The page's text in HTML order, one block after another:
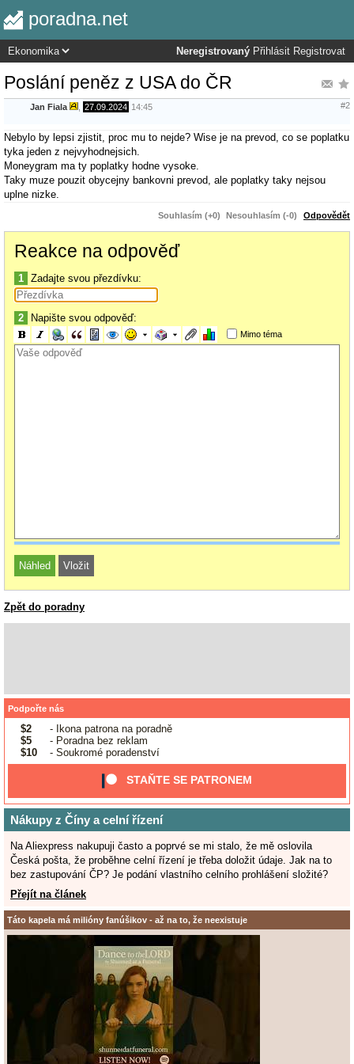
poradna.net
Neregistrovaný Přihlásit Registrovat
Poslání peněz z USA do ČR
Jan Fiala 27.09.2024 14:45 #2
Nebylo by lepsi zjistit, proc mu to nejde? Wise je na prevod, co se poplatku
tyka jeden z nejvyhodnejsich.
Moneygram ma ty poplatky hodne vysoke.
Taky muze pouzit obycejny bankovni prevod, ale poplatky taky nejsou
uplne nizke.
Souhlasím (+0) Nesouhlasím (-0) Odpovědět
Reakce na odpověď
1 Zadajte svou přezdívku:
2 Napište svou odpověď:
Mimo téma
Zpět do poradny
Podpořte nás
$2
- Ikona patrona na poradně
$5
- Poradna bez reklam
$10
- Soukromé poradenství
STAŇTE SE PATRONEM
Nákupy z Číny a celní řízení
Na Aliexpress nakupuji často a poprvé se mi stalo, že mě oslovila
Česká pošta, že proběhne celní řízení je třeba doložit údaje. Jak na to
bez zastupování ČP? Je podání vlastního celního prohlášení složité?
Přejít na článek
Táto kapela má milióny fanúšikov - až na to, že neexistuje